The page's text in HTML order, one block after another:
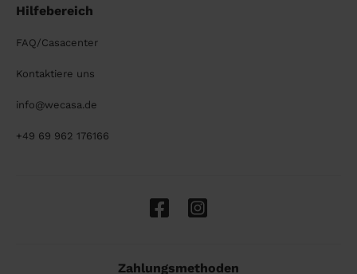
Hilfebereich
FAQ/Casacenter
Kontaktiere uns
info@wecasa.de
+49 69 962 176166
Zahlungsmethoden